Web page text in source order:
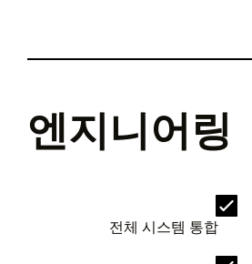
엔지니어링
전체 시스템 통합